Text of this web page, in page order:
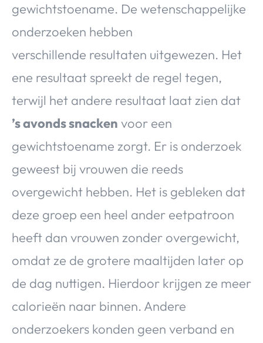
gewichtstoename. De wetenschappelijke
onderzoeken hebben
verschillende resultaten uitgewezen. Het
ene resultaat spreekt de regel tegen,
terwijl het andere resultaat laat zien dat
’s avonds snacken voor een
gewichtstoename zorgt. Er is onderzoek
geweest bij vrouwen die reeds
overgewicht hebben. Het is gebleken dat
deze groep een heel ander eetpatroon
heeft dan vrouwen zonder overgewicht,
omdat ze de grotere maaltijden later op
de dag nuttigen. Hierdoor krijgen ze meer
calorieën naar binnen. Andere
onderzoekers konden geen verband en